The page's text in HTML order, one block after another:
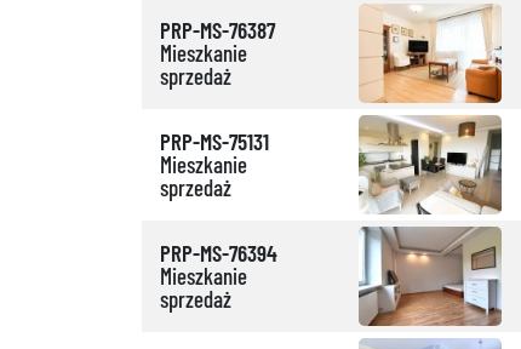
PRP-MS-76387
Mieszkanie
sprzedaż
PRP-MS-75131
Mieszkanie
sprzedaż
PRP-MS-76394
Mieszkanie
sprzedaż